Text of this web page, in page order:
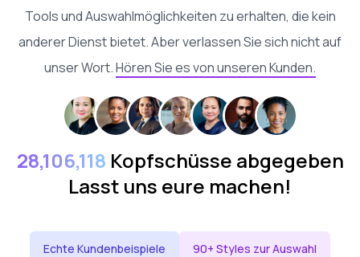
Tools und Auswahlmöglichkeiten zu erhalten, die kein
anderer Dienst bietet. Aber verlassen Sie sich nicht auf
unser Wort.Hören Sie es von unseren Kunden.
28,106,118 Kopfschüsse abgegeben
Lasst uns eure machen!
Echte Kundenbeispiele 90+ Styles zur Auswahl